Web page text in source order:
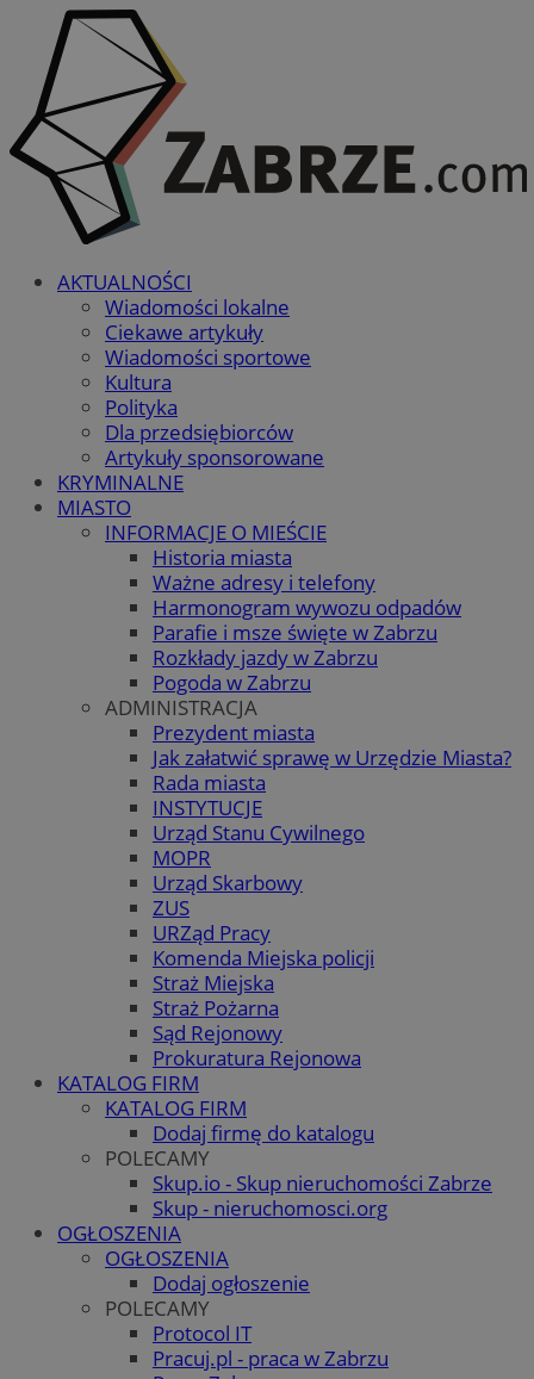
AKTUALNOŚCI
Wiadomości lokalne
Ciekawe artykuły
Wiadomości sportowe
Kultura
Polityka
Dla przedsiębiorców
Artykuły sponsorowane
KRYMINALNE
MIASTO
INFORMACJE O MIEŚCIE
Historia miasta
Ważne adresy i telefony
Harmonogram wywozu odpadów
Parafie i msze święte w Zabrzu
Rozkłady jazdy w Zabrzu
Pogoda w Zabrzu
ADMINISTRACJA
Prezydent miasta
Jak załatwić sprawę w Urzędzie Miasta?
Rada miasta
INSTYTUCJE
Urząd Stanu Cywilnego
MOPR
Urząd Skarbowy
ZUS
URZąd Pracy
Komenda Miejska policji
Straż Miejska
Straż Pożarna
Sąd Rejonowy
Prokuratura Rejonowa
KATALOG FIRM
KATALOG FIRM
Dodaj firmę do katalogu
POLECAMY
Skup.io - Skup nieruchomości Zabrze
Skup - nieruchomosci.org
OGŁOSZENIA
OGŁOSZENIA
Dodaj ogłoszenie
POLECAMY
Protocol IT
Pracuj.pl - praca w Zabrzu